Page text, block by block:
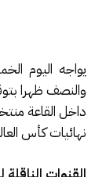
والنصف ظهرا
داخل القاعة
نهائيات كأس